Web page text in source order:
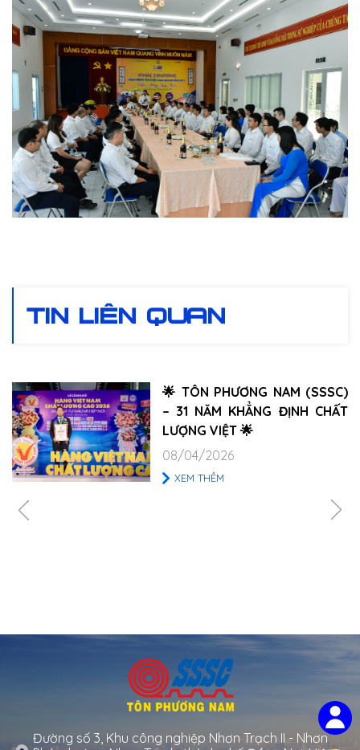
TIN LIÊN QUAN
🌟 TÔN PHƯƠNG NAM (SSSC)
– 31 NĂM KHẲNG ĐỊNH CHẤT
LƯỢNG VIỆT 🌟
08/04/2026
XEM THÊM
Đường số 3, Khu công nghiệp Nhơn Trạch II - Nhơn